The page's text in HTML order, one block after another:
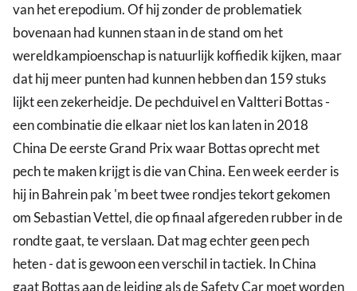
van het erepodium. Of hij zonder de problematiek
bovenaan had kunnen staan in de stand om het
wereldkampioenschap is natuurlijk koffiedik kijken, maar
dat hij meer punten had kunnen hebben dan 159 stuks
lijkt een zekerheidje. De pechduivel en Valtteri Bottas -
een combinatie die elkaar niet los kan laten in 2018
China De eerste Grand Prix waar Bottas oprecht met
pech te maken krijgt is die van China. Een week eerder is
hij in Bahrein pak 'm beet twee rondjes tekort gekomen
om Sebastian Vettel, die op finaal afgereden rubber in de
rondte gaat, te verslaan. Dat mag echter geen pech
heten - dat is gewoon een verschil in tactiek. In China
gaat Bottas aan de leiding als de Safety Car moet worden